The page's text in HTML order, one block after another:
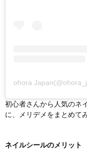
ohora
初心者さんから人気のネ
に、メリデメをまとめて
ネイルシールのメリット